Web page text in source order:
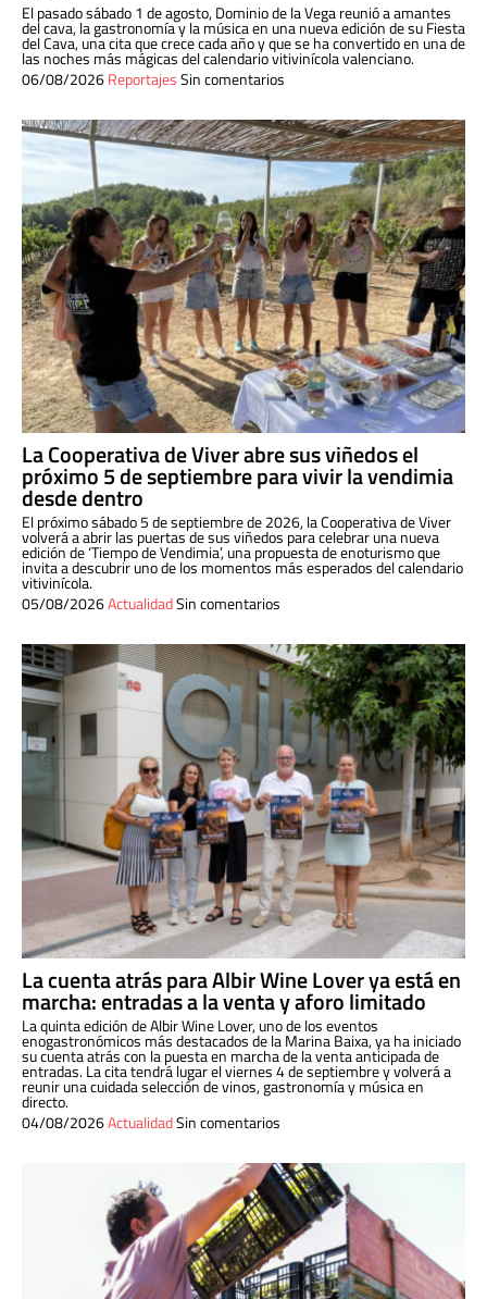
El pasado sábado 1 de agosto, Dominio de la Vega reunió a amantes
del cava, la gastronomía y la música en una nueva edición de su Fiesta
del Cava, una cita que crece cada año y que se ha convertido en una de
las noches más mágicas del calendario vitivinícola valenciano.
06/08/2026ReportajesSin comentarios
La Cooperativa de Viver abre sus viñedos el
próximo 5 de septiembre para vivir la vendimia
desde dentro
El próximo sábado 5 de septiembre de 2026, la Cooperativa de Viver
volverá a abrir las puertas de sus viñedos para celebrar una nueva
edición de ‘Tiempo de Vendimia’, una propuesta de enoturismo que
invita a descubrir uno de los momentos más esperados del calendario
vitivinícola.
05/08/2026ActualidadSin comentarios
La cuenta atrás para Albir Wine Lover ya está en
marcha: entradas a la venta y aforo limitado
La quinta edición de Albir Wine Lover, uno de los eventos
enogastronómicos más destacados de la Marina Baixa, ya ha iniciado
su cuenta atrás con la puesta en marcha de la venta anticipada de
entradas. La cita tendrá lugar el viernes 4 de septiembre y volverá a
reunir una cuidada selección de vinos, gastronomía y música en
directo.
04/08/2026ActualidadSin comentarios